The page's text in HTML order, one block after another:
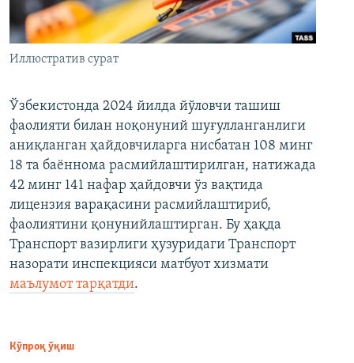
Иллюстратив сурат
Ўзбекистонда 2024 йилда йўловчи ташиш
фаолияти билан ноқонуний шуғулланганлиги
аниқланган ҳайдовчиларга нисбатан 108 минг
18 та баённома расмийлаштирилган, натижада
42 минг 141 нафар ҳайдовчи ўз вақтида
лицензия варақасини расмийлаштириб,
фаолиятини қонунийлаштирган. Бу ҳақда
Транспорт вазирлиги ҳузуридаги Транспорт
назорати инспекцияси матбуот хизмати
маълумот тарқатди.
Кўпроқ ўқиш